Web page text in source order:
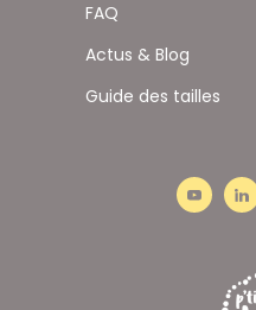
FAQ
Actus & Blog
Guide des tailles